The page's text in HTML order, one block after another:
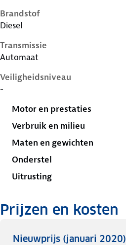
Brandstof
Diesel
Transmissie
Automaat
Veiligheidsniveau
-
Motor en prestaties
Verbruik en milieu
Maten en gewichten
Onderstel
Uitrusting
Prijzen en kosten
Nieuwprijs (januari 2020)